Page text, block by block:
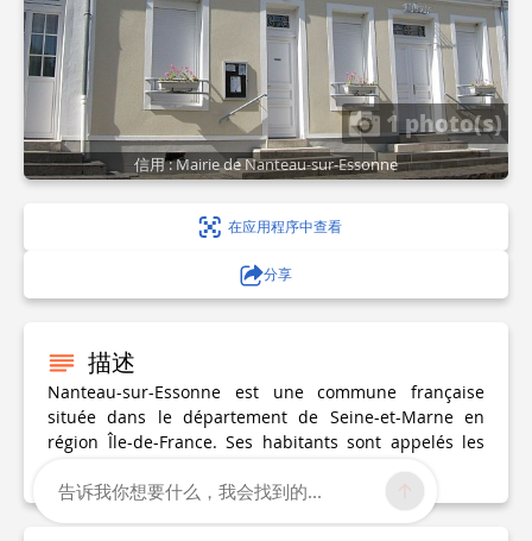
1 photo(s)
信用 : Mairie de Nanteau-sur-Essonne
在应用程序中查看
分享
描述
Nanteau-sur-Essonne est une commune française
située dans le département de Seine-et-Marne en
région Île-de-France. Ses habitants sont appelés les
告诉我你想要什么，我会找到的...